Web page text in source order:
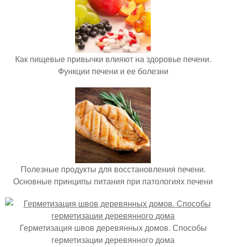
Как пищевые привычки влияют на здоровье печени.
Функции печени и ее болезни
Полезные продукты для восстановления печени.
Основные принципы питания при патологиях печени
Герметизация швов деревянных домов. Способы
герметизации деревянного дома